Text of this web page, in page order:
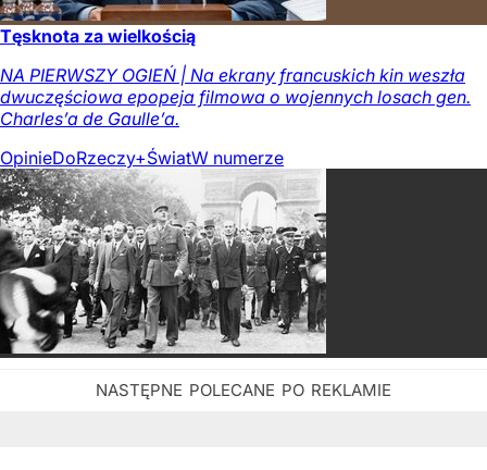
Tęsknota za wielkością
NA PIERWSZY OGIEŃ | Na ekrany francuskich kin weszła
dwuczęściowa epopeja filmowa o wojennych losach gen.
Charles’a de Gaulle’a.
OpinieDoRzeczy+ŚwiatW numerze